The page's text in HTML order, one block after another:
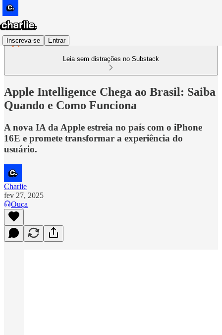
Inscreva-se Entrar
Leia sem distrações no Substack
Apple Intelligence Chega ao Brasil: Saiba
Quando e Como Funciona
A nova IA da Apple estreia no país com o iPhone
16E e promete transformar a experiência do
usuário.
Charlie
fev 27, 2025
Ouça